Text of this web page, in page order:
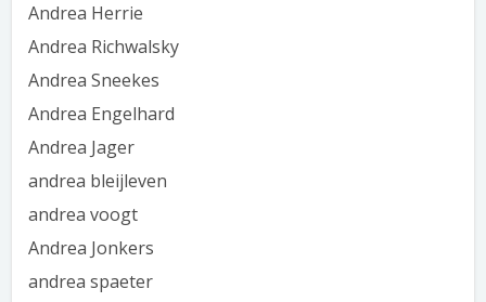
Andrea Herrie
Andrea Richwalsky
Andrea Sneekes
Andrea Engelhard
Andrea Jager
andrea bleijleven
andrea voogt
Andrea Jonkers
andrea spaeter